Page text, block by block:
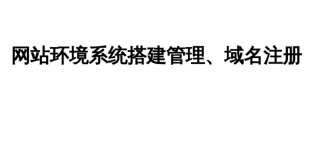
网站环境系统搭建管理、域名注册